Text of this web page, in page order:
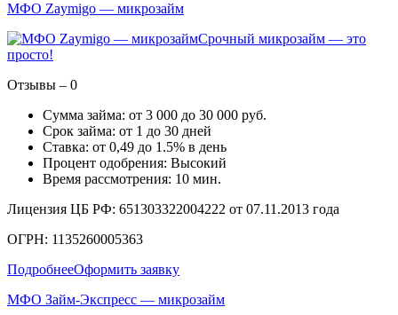
МФО Zaymigo — микрозайм
Срочный микрозайм — это
просто!
Отзывы – 0
Сумма займа: от 3 000 до 30 000 руб.
Срок займа: от 1 до 30 дней
Ставка: от 0,49 до 1.5% в день
Процент одобрения: Высокий
Время рассмотрения: 10 мин.
Лицензия ЦБ РФ: 651303322004222 от 07.11.2013 года
ОГРН: 1135260005363
ПодробнееОформить заявку
МФО Займ-Экспресс — микрозайм